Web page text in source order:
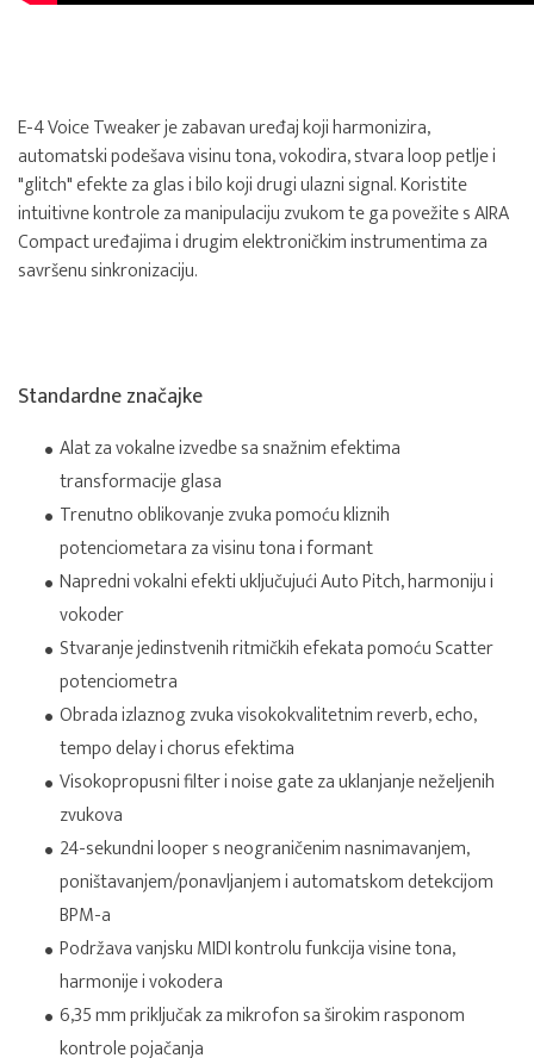
E-4 Voice Tweaker je zabavan uređaj koji harmonizira,
automatski podešava visinu tona, vokodira, stvara loop petlje i
"glitch" efekte za glas i bilo koji drugi ulazni signal. Koristite
intuitivne kontrole za manipulaciju zvukom te ga povežite s AIRA
Compact uređajima i drugim elektroničkim instrumentima za
savršenu sinkronizaciju.
Standardne značajke
Alat za vokalne izvedbe sa snažnim efektima
transformacije glasa
Trenutno oblikovanje zvuka pomoću kliznih
potenciometara za visinu tona i formant
Napredni vokalni efekti uključujući Auto Pitch, harmoniju i
vokoder
Stvaranje jedinstvenih ritmičkih efekata pomoću Scatter
potenciometra
Obrada izlaznog zvuka visokokvalitetnim reverb, echo,
tempo delay i chorus efektima
Visokopropusni filter i noise gate za uklanjanje neželjenih
zvukova
24-sekundni looper s neograničenim nasnimavanjem,
poništavanjem/ponavljanjem i automatskom detekcijom
BPM-a
Podržava vanjsku MIDI kontrolu funkcija visine tona,
harmonije i vokodera
6,35 mm priključak za mikrofon sa širokim rasponom
kontrole pojačanja